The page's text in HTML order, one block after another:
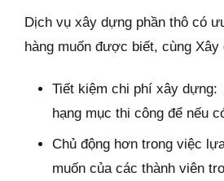
Dịch vụ xây dựng phần thô có
hàng muốn được biết, cùng
Tiết kiệm chi phí xây dựng:
hạng mục thi công để nếu
Chủ động hơn trong việc
muốn của các thành viên